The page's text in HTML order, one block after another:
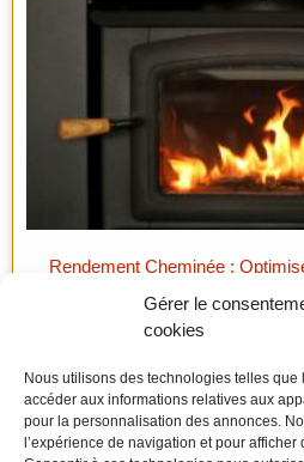
Gérer le
cookies
Nous utilisons des technologies telles que
accéder aux informations relatives aux
pour la personnalisation des annonces.
l’expérience de navigation et pour
Rendement Cheminée :